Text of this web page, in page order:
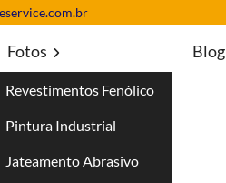
Fotos
Revestimentos Fenólico
Pintura Industrial
Jateamento Abrasivo
Blog
Solicite um Orçamento